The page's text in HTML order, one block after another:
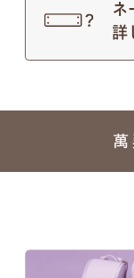
ネ
詳
デザイン